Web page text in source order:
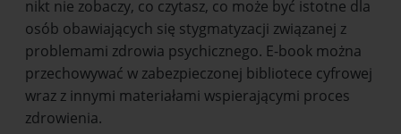
nikt nie zobaczy, co czytasz, co może być istotne dla
osób obawiających się stygmatyzacji związanej z
problemami zdrowia psychicznego. E-book można
przechowywać w zabezpieczonej bibliotece cyfrowej
wraz z innymi materiałami wspierającymi proces
zdrowienia.